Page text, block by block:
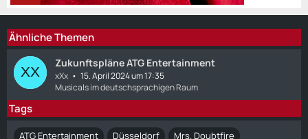
Ähnliche Themen
Zukunftspläne ATG Entertainment
xXx
15. April 2024 um 17:35
Musicals im deutschsprachigen Raum
Tags
ATG Entertainment Düsseldorf Mrs. Doubtfire